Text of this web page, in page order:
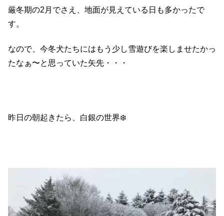
厳冬期の2月でさえ、地面が見えている日も多かったで
す。
なので、今冬犬たちにはもう少し雪遊びを楽しませたかっ
たなぁ〜と思っていた矢先・・・
昨日の朝起きたら、白銀の世界❄️